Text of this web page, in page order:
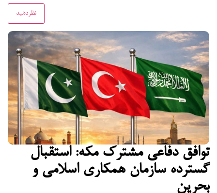
توافق دفاعی مشترک مکه: استقبال
گسترده سازمان همکاری اسلامی و
بحرین